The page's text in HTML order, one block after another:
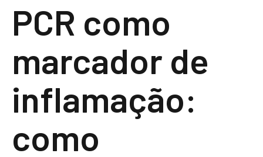
PCR como
marcador de
inflamação:
como